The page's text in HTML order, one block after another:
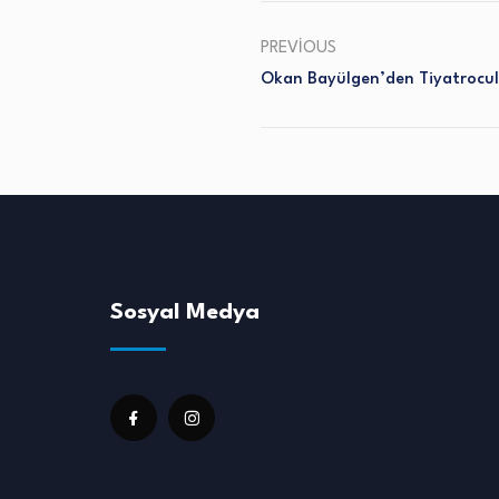
PREVIOUS
Okan Bayülgen’den
Sosyal Medya